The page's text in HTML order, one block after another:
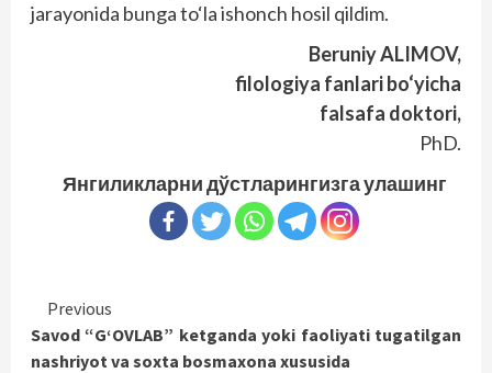
jarayonida bunga to‘la ishonch hosil qildim.
Beruniy ALIMOV,
filologiya fanlari bo‘yicha
falsafa doktori,
PhD.
Янгиликларни дўстларингизга улашинг
Continue
Reading
Previous
Savod “G‘OVLAB” ketganda yoki faoliyati tugatilgan
nashriyot va soxta bosmaxona xususida